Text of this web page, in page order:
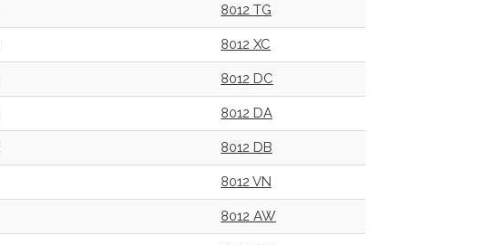
8012 TG
8012 XC
8012 DC
8012 DA
8012 DB
8012 VN
8012 AW